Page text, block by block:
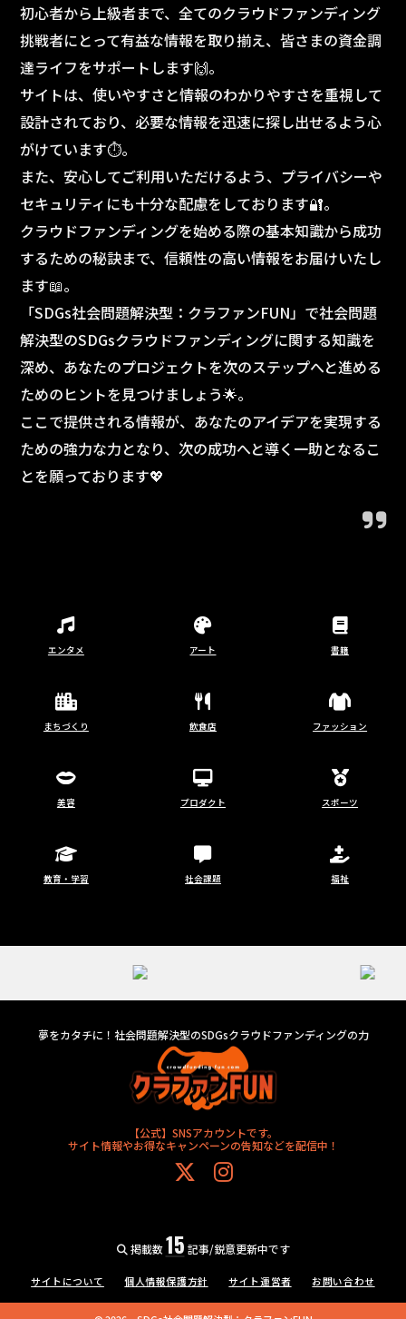
初心者から上級者まで、全てのクラウドファンディング
挑戦者にとって有益な情報を取り揃え、皆さまの資金調
達ライフをサポートします🙌。
サイトは、使いやすさと情報のわかりやすさを重視して
設計されており、必要な情報を迅速に探し出せるよう心
がけています⏱️。
また、安心してご利用いただけるよう、プライバシーや
セキュリティにも十分な配慮をしております🔐。
クラウドファンディングを始める際の基本知識から成功
するための秘訣まで、信頼性の高い情報をお届けいたし
ます📖。
「SDGs社会問題解決型：クラファンFUN」で社会問題
解決型のSDGsクラウドファンディングに関する知識を
深め、あなたのプロジェクトを次のステップへと進める
ためのヒントを見つけましょう🌟。
ここで提供される情報が、あなたのアイデアを実現する
ための強力な力となり、次の成功へと導く一助となるこ
とを願っております💖
エンタメ アート 書籍
まちづくり 飲食店 ファッション
美容 プロダクト スポーツ
教育・学習 社会課題 福祉
夢をカタチに！社会問題解決型のSDGsクラウドファンディングの力
【公式】SNSアカウントです。
サイト情報やお得なキャンペーンの告知などを配信中！
掲載数15 記事/鋭意更新中です
サイトについて 個人情報保護方針 サイト運営者 お問い合わせ